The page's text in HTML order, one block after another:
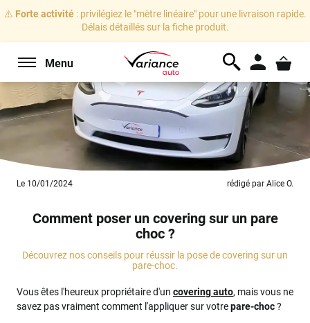
⚠️ Forte activité: privilégiez le "mètre linéaire" pour une livraison rapide.
Délais détaillés sur la fiche produit.
Menu
Le 10/01/2024 rédigé par Alice O.
Comment poser un covering sur un pare
choc ?
Découvrez nos conseils pour réussir la pose de covering sur un
pare-choc.
Vous êtes l'heureux propriétaire d'un covering auto, mais vous ne
savez pas vraiment comment l'appliquer sur votrepare-choc?